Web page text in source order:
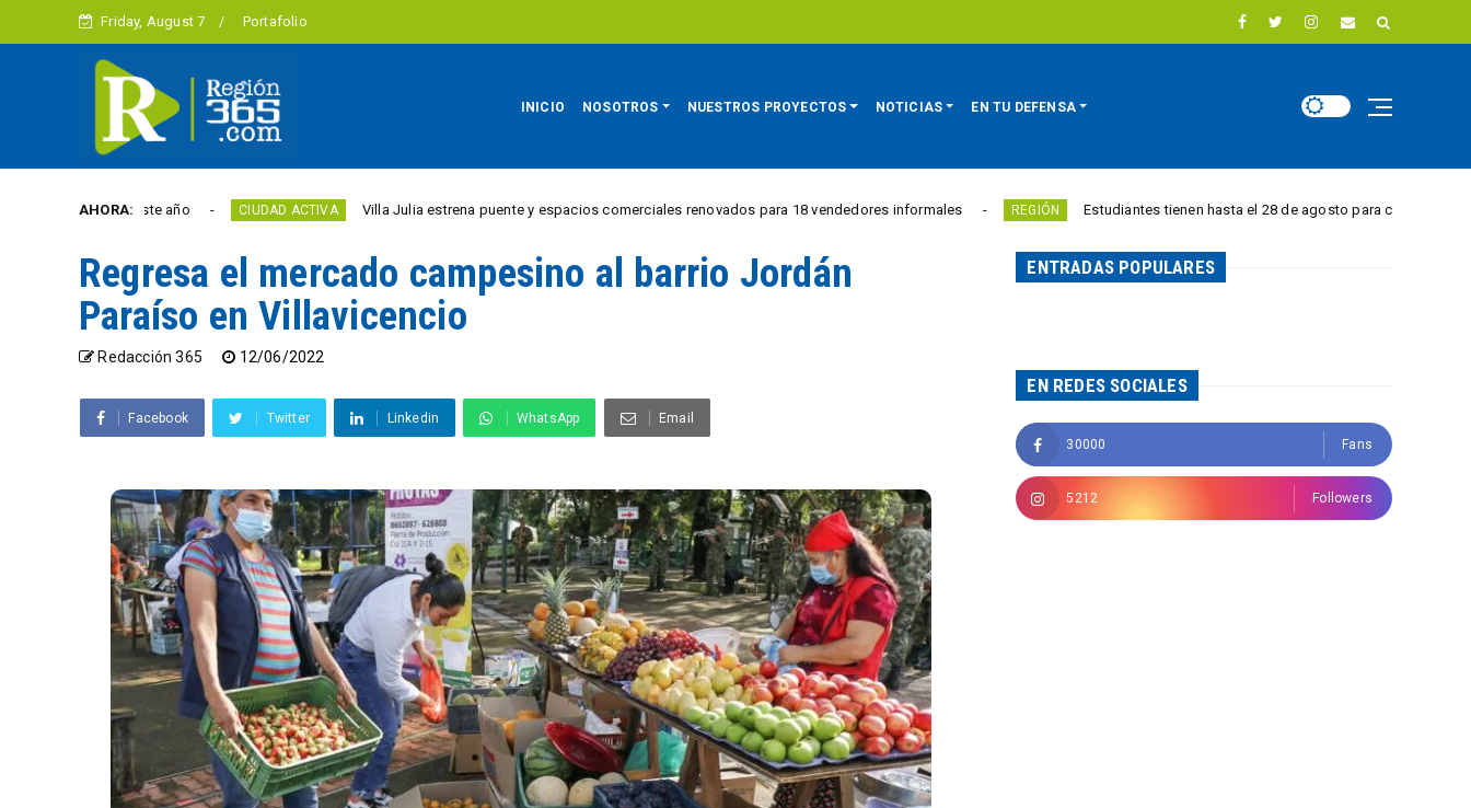
Friday, August 7 Portafolio
INICIO NOSOTROS NUESTROS PROYECTOS NOTICIAS EN TU DEFENSA
AHORA:
la libertad este año CIUDAD ACTIVA Villa Julia estrena puente y espacios comerciales renovados para 18 vendedores informales REGIÓN Estudiantes tienen hasta el 28 de agosto para competir por 10.000
Regresa el mercado campesino al barrio Jordán
Paraíso en Villavicencio
Redacción 365 12/06/2022
Facebook Twitter Linkedin WhatsApp Email
ENTRADAS POPULARES
EN REDES SOCIALES
30000 Fans
5212 Followers